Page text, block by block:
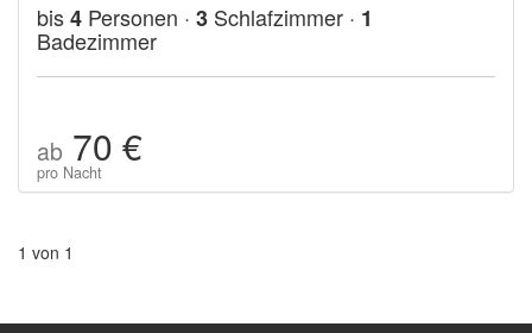
bis4 Personen · 3 Schlafzimmer · 1
Badezimmer
ab 70 €
pro Nacht
1 von 1